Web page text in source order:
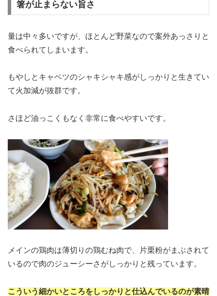
箸が止まらない旨さ
量は中々多いですが、ほとんど野菜なので案外あっさりと
食べられてしまいます。
もやしとキャベツのシャキシャキ感がしっかりと生きてい
て火加減が抜群です。
さほど油っこくもなく非常に食べやすいです。
メインの鶏肉は薄切りの鶏むね肉で、片栗粉がまぶされて
いるので肉のジューシーさがしっかりと残っています。
こういう細かいところをしっかりと仕込んでいるのが素晴